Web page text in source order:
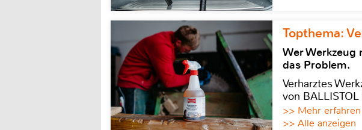
Topthema:
Wer
das Problem.
Verharztes
von
>> Mehr erfahren
>> Alle anzeigen